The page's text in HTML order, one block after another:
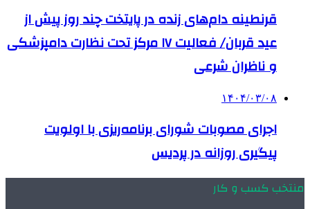
قرنطینه دام‌های زنده در پایتخت چند روز پیش از
عید قربان/ فعالیت ۱۷ مرکز تحت نظارت دامپزشکی
و ناظران شرعی
۱۴۰۴/۰۳/۰۸
اجرای مصوبات شورای برنامه‌ریزی با اولویت
پیگیری روزانه در پردیس
منتخب کسب و کار